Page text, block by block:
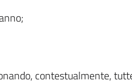
contestualmente,